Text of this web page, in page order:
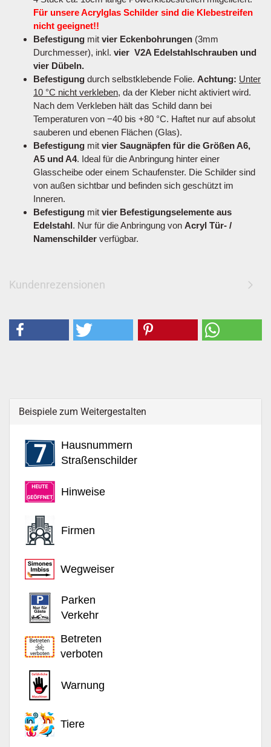
Für unsere Acrylglas Schilder sind die Klebestreifen
nicht geeignet!!
Befestigung mit vier Eckenbohrungen (3mm
Durchmesser), inkl. vier V2A Edelstahlschrauben und
vier Dübeln.
Befestigung durch selbstklebende Folie. Achtung: Unter
10 °C nicht verkleben, da der Kleber nicht aktiviert wird.
Nach dem Verkleben hält das Schild dann bei
Temperaturen von −40 bis +80 °C. Haftet nur auf absolut
sauberen und ebenen Flächen (Glas).
Befestigung mit vier Saugnäpfen für die Größen A6,
A5 und A4. Ideal für die Anbringung hinter einer
Glasscheibe oder einem Schaufenster. Die Schilder sind
von außen sichtbar und befinden sich geschützt im
Inneren.
Befestigung mit vier Befestigungselemente aus
Edelstahl. Nur für die Anbringung von Acryl Tür- /
Namenschilder verfügbar.
Kundenrezensionen
Beispiele zum Weitergestalten
Hausnummern
Straßenschilder
Hinweise
Firmen
Wegweiser
Parken
Verkehr
Betreten
verboten
Warnung
Tiere